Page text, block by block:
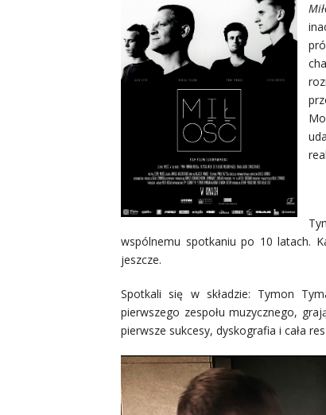
wspólnemu spotkaniu po 10 latach.
jeszcze.
Spotkali się w składzie: Tymon
pierwszego zespołu muzycznego,
pierwsze sukcesy, dyskografia i cała